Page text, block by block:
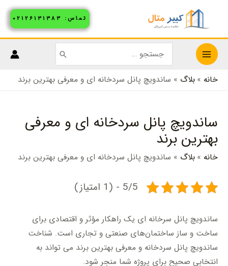
محتوا
تماس: ۰۲۱۲۶۱۳۱۳۸۳
MAIN
MENU
جستجو
خانه بلاگ ساندویچ پانل سردخانه ای و معرفی بهترین برند
ساندویچ پانل سردخانه ای و معرفی
بهترین برند
خانه بلاگ ساندویچ پانل سردخانه ای و معرفی بهترین برند
5/5 - (1 امتیاز)
ساندویچ پانل سرخانه ای یک راهکار مؤثر و اقتصادی برای
ساخت و ساز ساختمان‌های صنعتی و تجاری است. شناخت
ساندویچ پانل سردخانه و معرفی بهترین برند می تواند به
انتخابی صحیح برای پروژه شما منجر شود.